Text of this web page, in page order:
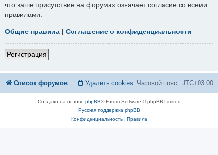
что ваше присутствие на форумах означает согласие со всеми
правилами.
Общие правила | Соглашение о конфиденциальности
Регистрация
Список форумов Часовой пояс: UTC+03:00
Удалить cookies
Создано на основе phpBB® Forum Software © phpBB Limited
Русская поддержка phpBB
Конфиденциальность| Правила